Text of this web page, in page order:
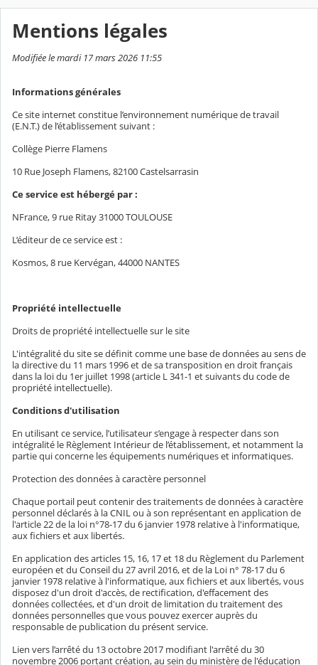
Mentions légales
Modifiée le mardi 17 mars 2026 11:55
Informations générales
Ce site internet constitue l’environnement numérique de travail
(E.N.T.) de l’établissement suivant :
Collège Pierre Flamens
10 Rue Joseph Flamens, 82100 Castelsarrasin
Ce service est hébergé par :
NFrance, 9 rue Ritay 31000 TOULOUSE
L’éditeur de ce service est :
Kosmos, 8 rue Kervégan, 44000 NANTES
Propriété intellectuelle
Droits de propriété intellectuelle sur le site
L'intégralité du site se définit comme une base de données au sens de
la directive du 11 mars 1996 et de sa transposition en droit français
dans la loi du 1er juillet 1998 (article L 341-1 et suivants du code de
propriété intellectuelle).
Conditions d'utilisation
En utilisant ce service, l’utilisateur s’engage à respecter dans son
intégralité le Règlement Intérieur de l’établissement, et notamment la
partie qui concerne les équipements numériques et informatiques.
Protection des données à caractère personnel
Chaque portail peut contenir des traitements de données à caractère
personnel déclarés à la CNIL ou à son représentant en application de
l'article 22 de la loi n°78-17 du 6 janvier 1978 relative à l'informatique,
aux fichiers et aux libertés.
En application des articles 15, 16, 17 et 18 du Règlement du Parlement
européen et du Conseil du 27 avril 2016, et de la Loi n° 78-17 du 6
janvier 1978 relative à l'informatique, aux fichiers et aux libertés, vous
disposez d'un droit d'accès, de rectification, d'effacement des
données collectées, et d'un droit de limitation du traitement des
données personnelles que vous pouvez exercer auprès du
responsable de publication du présent service.
Lien vers l’arrêté du 13 octobre 2017 modifiant l'arrêté du 30
novembre 2006 portant création, au sein du ministère de l'éducation